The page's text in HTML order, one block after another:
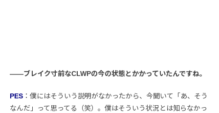
――ブレイク寸前なCLWPの今の状態とかかっていたんですね。
PES ：僕にはそういう説明がなかったから、今聞いて「あ、そう
なんだ」って思ってる（笑）。僕はそういう状況とは知らなかっ